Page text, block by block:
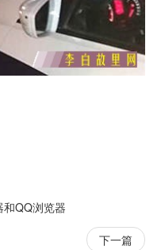
和QQ浏览器
下一篇